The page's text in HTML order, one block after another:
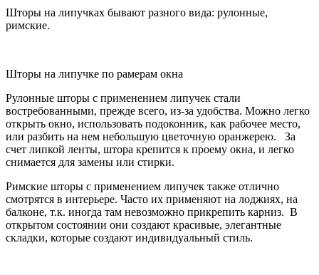
Шторы на липучках бывают разного вида: рулонные,
римские.
Шторы на липучке по рамерам окна
Рулонные шторы с применением липучек стали
востребованными, прежде всего, из-за удобства. Можно легко
открыть окно, использовать подоконник, как рабочее место,
или разбить на нем небольшую цветочную оранжерею. За
счет липкой ленты, штора крепится к проему окна, и легко
снимается для замены или стирки.
Римские шторы с применением липучек также отлично
смотрятся в интерьере. Часто их применяют на лоджиях, на
балконе, т.к. иногда там невозможно прикрепить карниз. В
открытом состоянии они создают красивые, элегантные
складки, которые создают индивидуальный стиль.